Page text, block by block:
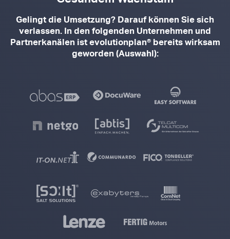
Gelingt die Umsetzung? Darauf können Sie sich
verlassen. In den folgenden Unternehmen und
Partnerkanälen ist evolutionplan® bereits wirksam
geworden (Auswahl):